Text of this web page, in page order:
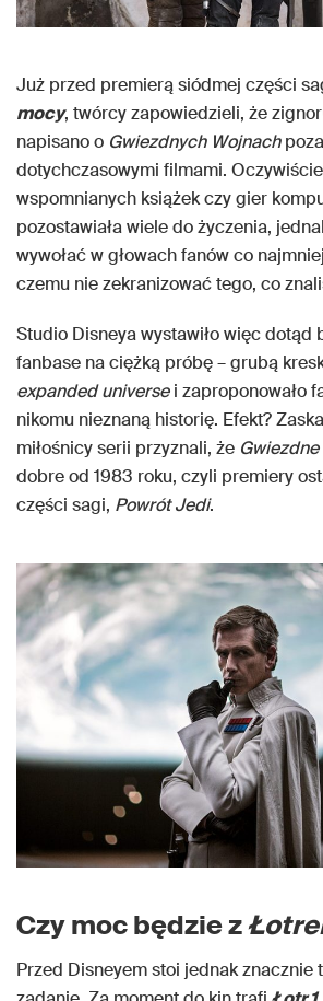
Już przed premierą siódmej części
mocy, twórcy zapowiedzieli, że
napisano o Gwiezdnych Wojnach
dotychczasowymi filmami.
wspomnianych książek czy gier
pozostawiała wiele do życzenia,
wywołać w głowach fanów co
czemu nie zekranizować tego, co
Studio Disneya wystawiło więc dotąd
fanbase na ciężką próbę – grubą
expanded universei zaproponowało
nikomu nieznaną historię. Efekt?
miłośnicy serii przyznali, że
dobre od 1983 roku, czyli premiery
części sagi, Powrót Jedi.
Czy moc będzie z
Przed Disneyem stoi jednak znacznie